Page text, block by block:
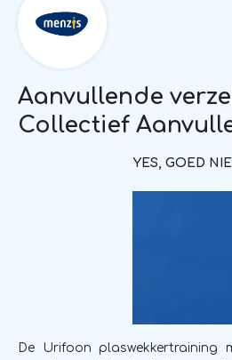
Aanvullende
Collectief
YES, GOED
De Urifoon